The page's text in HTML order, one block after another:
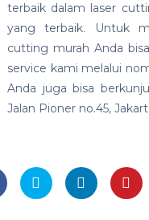
terbaik dalam laser
yang terbaik. Untuk
cutting murah Anda
service kami melalui
Anda juga bisa
Jalan Pioner no.45,